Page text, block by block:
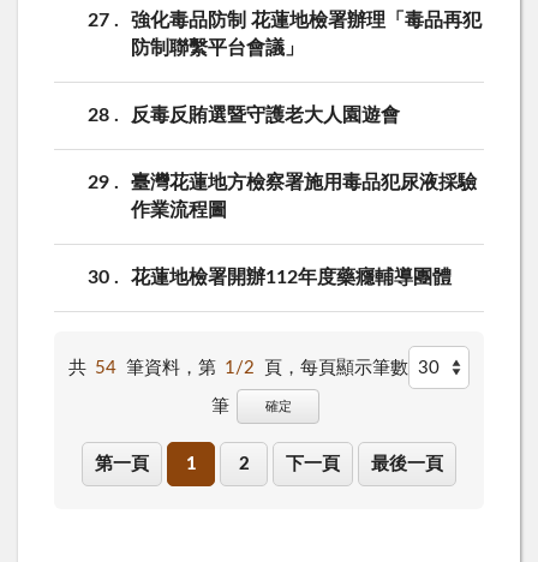
27
強化毒品防制 花蓮地檢署辦理「毒品再犯
防制聯繫平台會議」
28 反毒反賄選暨守護老大人園遊會
29
臺灣花蓮地方檢察署施用毒品犯尿液採驗
作業流程圖
30 花蓮地檢署開辦112年度藥癮輔導團體
共 54 筆資料，第 1/2 頁， 每頁顯示筆數
筆 確定
第一頁 1 2 下一頁 最後一頁